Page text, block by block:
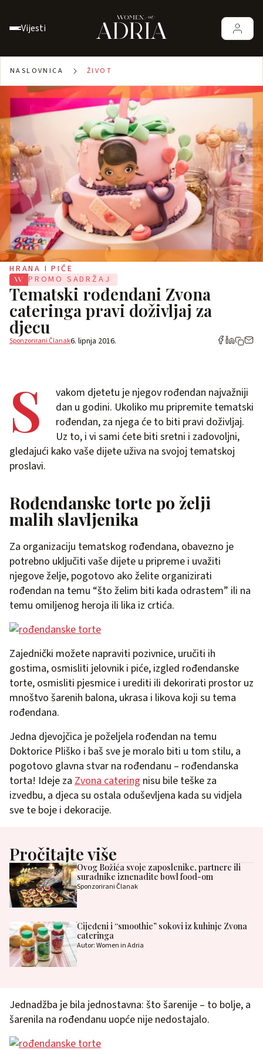
Vijesti
NASLOVNICA ŽIVOT
HRANA I PIĆE
PROMO SADRŽAJ
Tematski rođendani Zvona
cateringa pravi doživljaj za
djecu
Sponzorirani Članak6. lipnja 2016.
S
vakom djetetu je njegov rođendan najvažniji
dan u godini. Ukoliko mu pripremite tematski
rođendan, za njega će to biti pravi doživljaj.
Uz to, i vi sami ćete biti sretni i zadovoljni,
gledajući kako vaše dijete uživa na svojoj tematskoj
proslavi.
Rođendanske torte po želji
malih slavljenika
Za organizaciju tematskog rođendana, obavezno je
potrebno uključiti vaše dijete u pripreme i uvažiti
njegove želje, pogotovo ako želite organizirati
rođendan na temu “što želim biti kada odrastem” ili na
temu omiljenog heroja ili lika iz crtića.
Zajednički možete napraviti pozivnice, uručiti ih
gostima, osmisliti jelovnik i piće, izgled rođendanske
torte, osmisliti pjesmice i urediti ili dekorirati prostor uz
mnoštvo šarenih balona, ukrasa i likova koji su tema
rođendana.
Jedna djevojčica je poželjela rođendan na temu
Doktorice Pliško i baš sve je moralo biti u tom stilu, a
pogotovo glavna stvar na rođendanu – rođendanska
torta! Ideje za Zvona catering nisu bile teške za
izvedbu, a djeca su ostala oduševljena kada su vidjela
sve te boje i dekoracije.
Pročitajte više
Ovog Božića svoje zaposlenike, partnere ili
suradnike iznenadite bowl food-om
Sponzorirani Članak
Cijeđeni i “smoothie” sokovi iz kuhinje Zvona
cateringa
Autor: Women in Adria
Jednadžba je bila jednostavna: što šarenije – to bolje, a
šarenila na rođendanu uopće nije nedostajalo.